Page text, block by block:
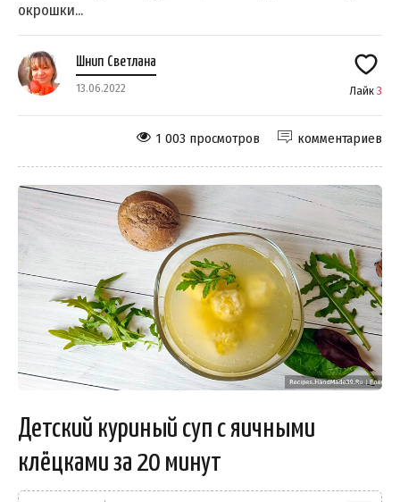
окрошки...
Шнип Светлана
13.06.2022 Лайк 3
комментариев
1 003 просмотров
Детский куриный суп с яичными
клёцками за 20 минут